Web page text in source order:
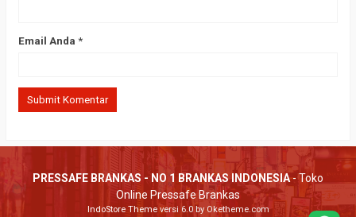
Email Anda *
PRESSAFE BRANKAS - NO 1 BRANKAS INDONESIA- Toko
Online Pressafe Brankas
IndoStore Themeversi 6.0 by Oketheme.com